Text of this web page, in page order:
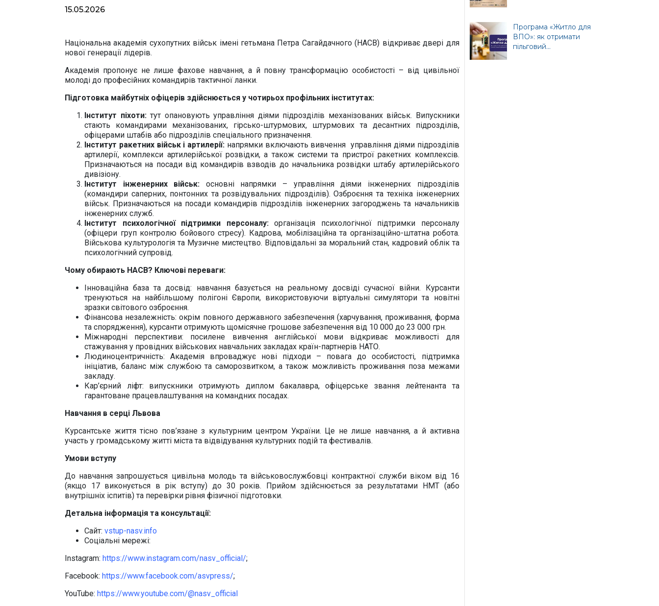
15.05.2026
Національна академія сухопутних військ імені гетьмана Петра Сагайдачного (НАСВ) відкриває двері для
нової генерації лідерів.
Академія пропонує не лише фахове навчання, а й повну трансформацію особистості – від цивільної
молоді до професійних командирів тактичної ланки.
Підготовка майбутніх офіцерів здійснюється у чотирьох профільних інститутах:
Інститут піхоти:тут опановують управління діями підрозділів механізованих військ. Випускники
стають командирами механізованих, гірсько-штурмових, штурмових та десантних підрозділів,
офіцерами штабів або підрозділів спеціального призначення.
Інститут ракетних військ і артилерії: напрямки включають вивчення управління діями підрозділів
артилерії, комплекси артилерійської розвідки, а також системи та пристрої ракетних комплексів.
Призначаються на посади від командирів взводів до начальника розвідки штабу артилерійського
дивізіону.
Інститут інженерних військ: основні напрямки – управління діями інженерних підрозділів
(командири саперних, понтонних та розвідувальних підрозділів). Озброєння та техніка інженерних
військ. Призначаються на посади командирів підрозділів інженерних загороджень та начальників
інженерних служб.
Інститут психологічної підтримки персоналу:організація психологічної підтримки персоналу
(офіцери груп контролю бойового стресу). Кадрова, мобілізаційна та організаційно-штатна робота.
Військова культурологія та Музичне мистецтво. Відповідальні за моральний стан, кадровий облік та
психологічний супровід.
Чому обирають НАСВ? Ключові переваги:
Інноваційна база та досвід: навчання базується на реальному досвіді сучасної війни. Курсанти
тренуються на найбільшому полігоні Європи, використовуючи віртуальні симулятори та новітні
зразки світового озброєння.
Фінансова незалежність: окрім повного державного забезпечення (харчування, проживання, форма
та спорядження), курсанти отримують щомісячне грошове забезпечення від 10 000 до 23 000 грн.
Міжнародні перспективи: посилене вивчення англійської мови відкриває можливості для
стажування у провідних військових навчальних закладах країн-партнерів НАТО.
Людиноцентричність: Академія впроваджує нові підходи – повага до особистості, підтримка
ініціатив, баланс між службою та саморозвитком, а також можливість проживання поза межами
закладу.
Кар’єрний ліфт: випускники отримують диплом бакалавра, офіцерське звання лейтенанта та
гарантоване працевлаштування на командних посадах.
Навчання в серці Львова
Курсантське життя тісно пов’язане з культурним центром України. Це не лише навчання, а й активна
участь у громадському житті міста та відвідування культурних подій та фестивалів.
Умови вступу
До навчання запрошується цивільна молодь та військовослужбовці контрактної служби віком від 16
(якщо 17 виконується в рік вступу) до 30 років. Прийом здійснюється за результатами НМТ (або
внутрішніх іспитів) та перевірки рівня фізичної підготовки.
Детальна інформація та консультації:
Сайт: vstup-nasv.info
Соціальні мережі:
Instagram: https://www.instagram.com/nasv_official/;
Facebook: https://www.facebook.com/asvpress/;
YouTube: https://www.youtube.com/@nasv_official
Програма «Житло для
ВПО»: як отримати
пільговий...
Офіційний веб-сайт
Верховної Ради України
Офіційне інтернет-
представництво
Президента України
Урядовий портал
Офіційний веб-сайт
Бориспільської РДА
Офіційний веб-сайт
Бориспільської районної